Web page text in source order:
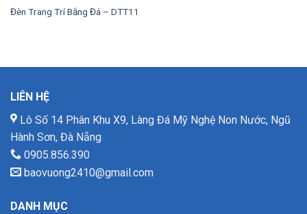
Đèn Trang Trí Bằng Đá – DTT11
LIÊN HỆ
Lô Số 14 Phân Khu X9, Làng Đá Mỹ Nghệ Non Nước, Ngũ
Hành Sơn, Đà Nẵng
0905.856.390
baovuong2410@gmail.com
DANH MỤC